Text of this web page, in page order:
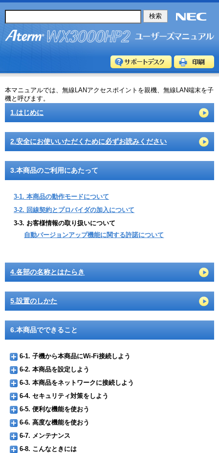
本マニュアルでは、無線LANアクセスポイントを親機、無線LAN端末を子
機と呼びます。
1.はじめに
2.安全にお使いいただくために必ずお読みください
3.本商品のご利用にあたって
3-1. 本商品の動作モードについて
3-2. 回線契約とプロバイダの加入について
3-3. お客様情報の取り扱いについて
自動バージョンアップ機能に関する許諾について
4.各部の名称とはたらき
5.設置のしかた
6.本商品でできること
6-1. 子機から本商品にWi-Fi接続しよう
6-2. 本商品を設定しよう
6-3. 本商品をネットワークに接続しよう
6-4. セキュリティ対策をしよう
6-5. 便利な機能を使おう
6-6. 高度な機能を使おう
6-7. メンテナンス
6-8. こんなときには